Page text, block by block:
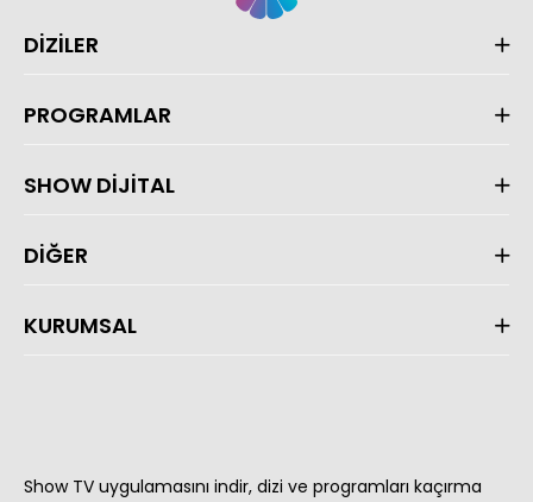
DİZİLER
PROGRAMLAR
SHOW DİJİTAL
DİĞER
KURUMSAL
Show TV uygulamasını indir, dizi ve programları kaçırma